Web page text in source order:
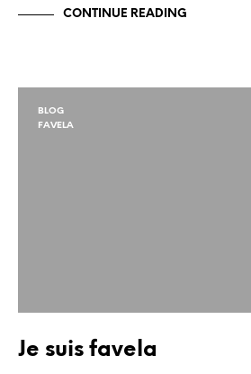
CONTINUE READING
BLOG
FAVELA
Je suis favela